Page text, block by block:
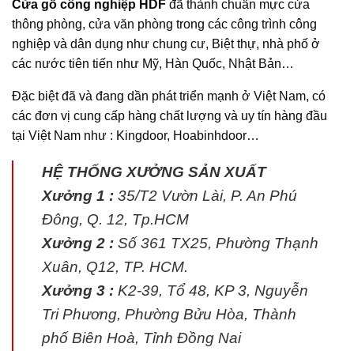
Cửa gỗ công nghiệp HDF đã thành chuẩn mực cửa
thông phòng, cửa văn phòng trong các công trình công
nghiệp và dân dụng như chung cư, Biệt thự, nhà phố ở
các nước tiên tiến như Mỹ, Hàn Quốc, Nhật Bản…
Đặc biệt đã và đang dần phát triển mạnh ở Việt Nam, có
các đơn vị cung cấp hàng chất lượng và uy tín hàng đầu
tại Việt Nam như : Kingdoor, Hoabinhdoor…
HỆ THỐNG XƯỞNG SẢN XUẤT
Xưởng 1 : 35/T2 Vườn Lài, P. An Phú
Đông, Q. 12, Tp.HCM
Xưởng 2 : Số 361 TX25, Phường Thạnh
Xuân, Q12, TP. HCM.
Xưởng 3 : K2-39, Tổ 48, KP 3, Nguyễn
Tri Phương, Phường Bửu Hòa, Thành
phố Biên Hoà, Tỉnh Đồng Nai